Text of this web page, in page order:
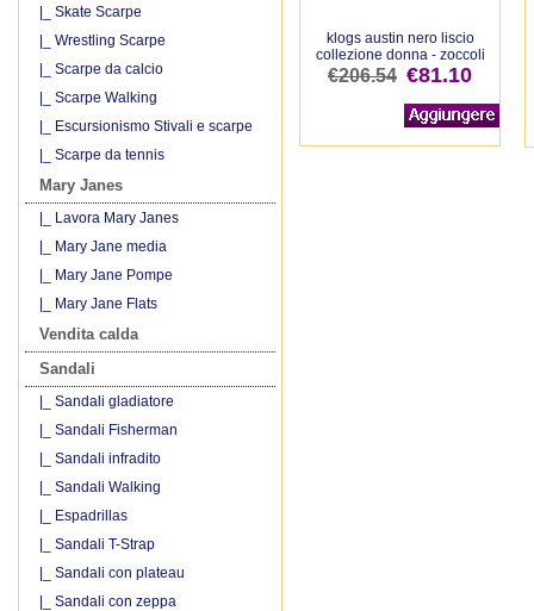
|_ Skate Scarpe
|_ Wrestling Scarpe
|_ Scarpe da calcio
|_ Scarpe Walking
|_ Escursionismo Stivali e scarpe
|_ Scarpe da tennis
Mary Janes
|_ Lavora Mary Janes
|_ Mary Jane media
|_ Mary Jane Pompe
|_ Mary Jane Flats
Vendita calda
Sandali
|_ Sandali gladiatore
|_ Sandali Fisherman
|_ Sandali infradito
|_ Sandali Walking
|_ Espadrillas
|_ Sandali T-Strap
|_ Sandali con plateau
|_ Sandali con zeppa
klogs austin nero liscio
collezione donna - zoccoli
€206.54 €81.10